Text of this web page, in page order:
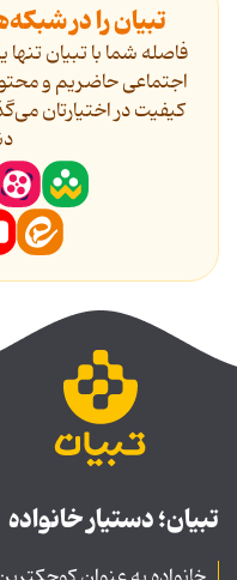
تبیان را در
فاصله شما با تبیان
اجتماعی حاضریم و
کیفیت در اختیارتان
تبیان؛ دستیار خانواده